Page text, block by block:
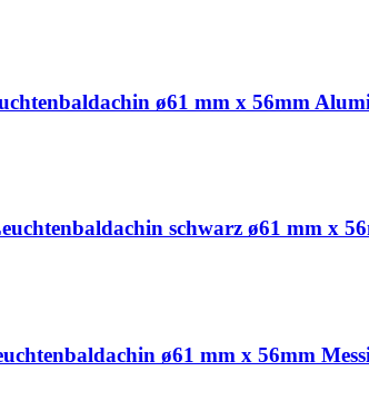
ø61 mm x 56mm
schwarz ø61 mm x
ø61 mm x 56mm